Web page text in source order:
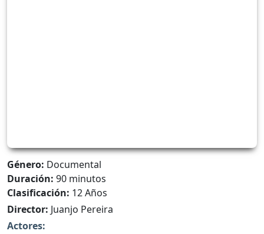
Género: Documental
Duración: 90 minutos
Clasificación: 12 Años
Director: Juanjo Pereira
Actores: